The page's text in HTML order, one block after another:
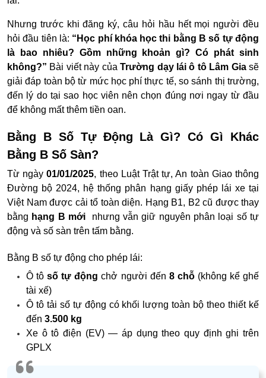
Nhưng trước khi đăng ký, câu hỏi hầu hết mọi người đều
hỏi đầu tiên là: “Học phí khóa học thi bằng B số tự động
là bao nhiêu? Gồm những khoản gì? Có phát sinh
không?” Bài viết này củaTrường dạy lái ô tô Lâm Giasẽ
giải đáp toàn bộ từ mức học phí thực tế, so sánh thị trường,
đến lý do tại sao học viên nên chọn đúng nơi ngay từ đầu
để không mất thêm tiền oan.
Bằng B Số Tự Động Là Gì? Có Gì Khác
Bằng B Số Sàn?
Từ ngày01/01/2025, theo Luật Trật tự, An toàn Giao thông
Đường bộ 2024, hệ thống phân hạng giấy phép lái xe tại
Việt Nam được cải tổ toàn diện. Hạng B1, B2 cũ được thay
bằng hạng B mới nhưng vẫn giữ nguyên phân loại số tự
động và số sàn trên tấm bằng.
Bằng B số tự động cho phép lái:
Ô tôsố tự động chở người đến 8 chỗ(không kể ghế
tài xế)
Ô tô tải số tự động có khối lượng toàn bộ theo thiết kế
đến 3.500 kg
Xe ô tô điện (EV) — áp dụng theo quy định ghi trên
GPLX